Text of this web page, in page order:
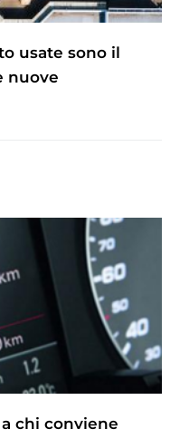
usate sono il
nuove
chi conviene